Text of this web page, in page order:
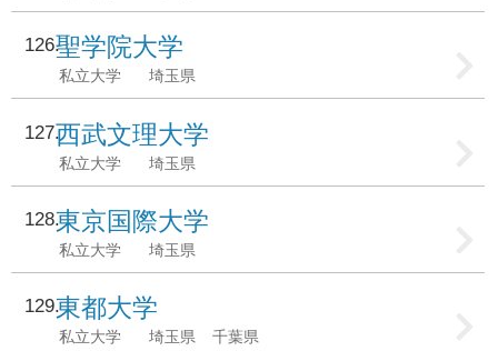
126聖学院大学
私立大学 埼玉県
127西武文理大学
私立大学 埼玉県
128東京国際大学
私立大学 埼玉県
129東都大学
私立大学 埼玉県 千葉県